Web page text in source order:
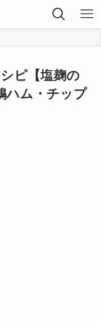
ピ【塩麹の
ハム・チップ